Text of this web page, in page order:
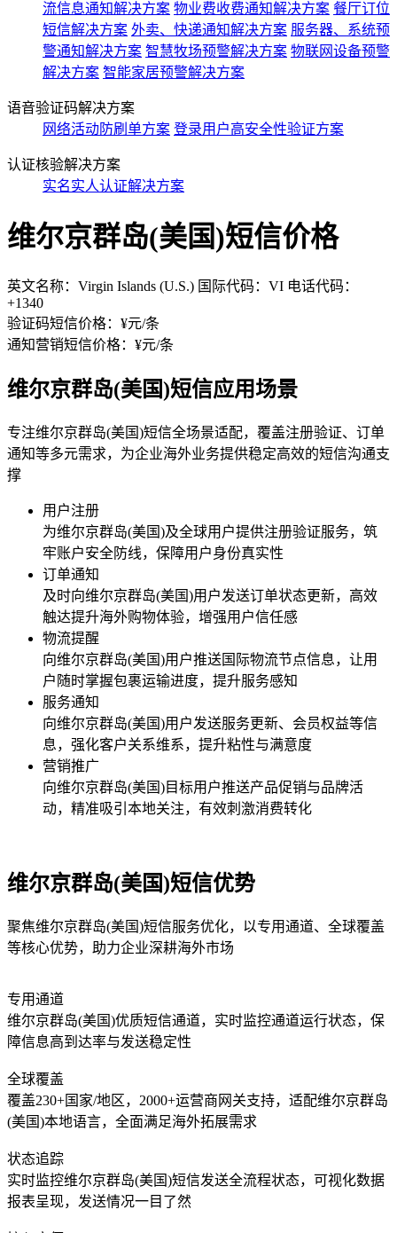
流信息通知解决方案 物业费收费通知解决方案 餐厅订位
短信解决方案 外卖、快递通知解决方案 服务器、系统预
警通知解决方案 智慧牧场预警解决方案 物联网设备预警
解决方案 智能家居预警解决方案
语音验证码解决方案
网络活动防刷单方案 登录用户高安全性验证方案
认证核验解决方案
实名实人认证解决方案
维尔京群岛(美国)短信价格
英文名称：Virgin Islands (U.S.) 国际代码：VI 电话代码：
+1340
验证码短信价格：¥元/条
通知营销短信价格：¥元/条
维尔京群岛(美国)短信应用场景
专注维尔京群岛(美国)短信全场景适配，覆盖注册验证、订单
通知等多元需求，为企业海外业务提供稳定高效的短信沟通支
撑
用户注册
为维尔京群岛(美国)及全球用户提供注册验证服务，筑
牢账户安全防线，保障用户身份真实性
订单通知
及时向维尔京群岛(美国)用户发送订单状态更新，高效
触达提升海外购物体验，增强用户信任感
物流提醒
向维尔京群岛(美国)用户推送国际物流节点信息，让用
户随时掌握包裹运输进度，提升服务感知
服务通知
向维尔京群岛(美国)用户发送服务更新、会员权益等信
息，强化客户关系维系，提升粘性与满意度
营销推广
向维尔京群岛(美国)目标用户推送产品促销与品牌活
动，精准吸引本地关注，有效刺激消费转化
维尔京群岛(美国)短信优势
聚焦维尔京群岛(美国)短信服务优化，以专用通道、全球覆盖
等核心优势，助力企业深耕海外市场
专用通道
维尔京群岛(美国)优质短信通道，实时监控通道运行状态，保
障信息高到达率与发送稳定性
全球覆盖
覆盖230+国家/地区，2000+运营商网关支持，适配维尔京群岛
(美国)本地语言，全面满足海外拓展需求
状态追踪
实时监控维尔京群岛(美国)短信发送全流程状态，可视化数据
报表呈现，发送情况一目了然